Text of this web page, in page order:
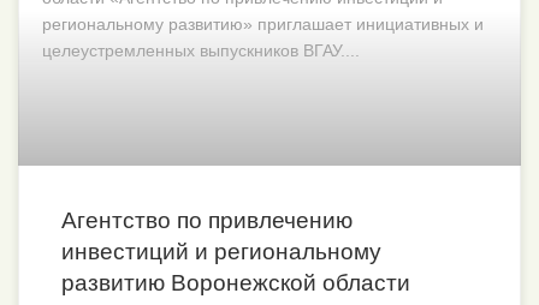
региональному развитию» приглашает инициативных и
целеустремленных выпускников ВГАУ....
Агентство по привлечению
инвестиций и региональному
развитию Воронежской области